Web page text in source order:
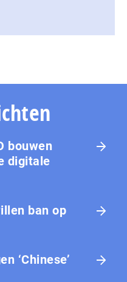
bouwen
digitale
ban op
‘Chinese’